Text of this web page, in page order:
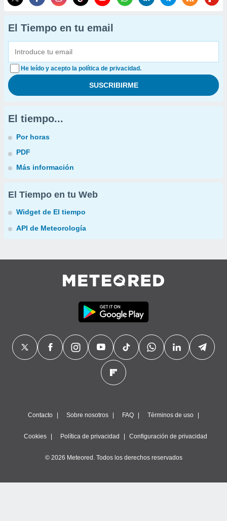
El Tiempo en tu email
He leído y acepto la política de privacidad.
El tiempo...
Por horas
PDF
Más información
El Tiempo en tu Web
Widget de El tiempo
API de Meteorología
Contacto Sobre nosotros FAQ Términos de uso
Cookies Política de privacidad Configuración de privacidad
© 2026 Meteored. Todos los derechos reservados